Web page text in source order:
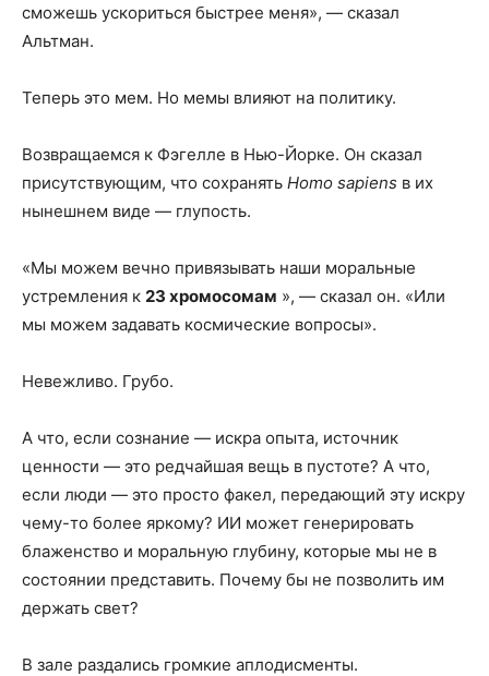
сможешь ускориться быстрее меня», — сказал
Альтман.
Теперь это мем. Но мемы влияют на политику.
Возвращаемся к Фэгелле в Нью-Йорке. Он сказал
присутствующим, что сохранять Homo sapiens в их
нынешнем виде — глупость.
«Мы можем вечно привязывать наши моральные
устремления к 23 хромосомам », — сказал он. «Или
мы можем задавать космические вопросы».
Невежливо. Грубо.
А что, если сознание — искра опыта, источник
ценности — это редчайшая вещь в пустоте? А что,
если люди — это просто факел, передающий эту искру
чему-то более яркому? ИИ может генерировать
блаженство и моральную глубину, которые мы не в
состоянии представить. Почему бы не позволить им
держать свет?
В зале раздались громкие аплодисменты.